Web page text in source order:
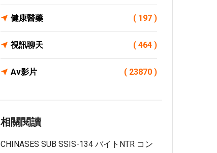
健康醫藥 ( 197 )
視訊聊天 ( 464 )
Av影片 ( 23870 )
相關閱讀
CHINASES SUB SSIS-134 バイトNTR コン